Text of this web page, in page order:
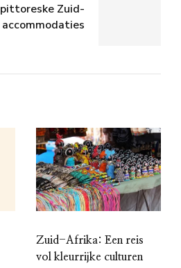
Zuid-
Zuid-Afrika: Een reis
vol kleurrijke culturen